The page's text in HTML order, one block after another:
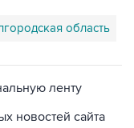
область
ленту
новостей сайта